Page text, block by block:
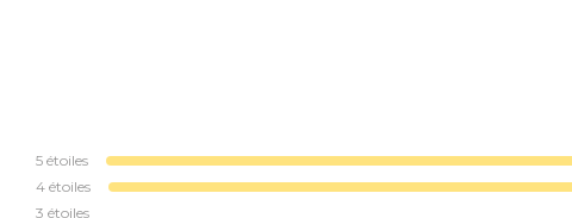
5 étoiles
4 étoiles
3 étoiles